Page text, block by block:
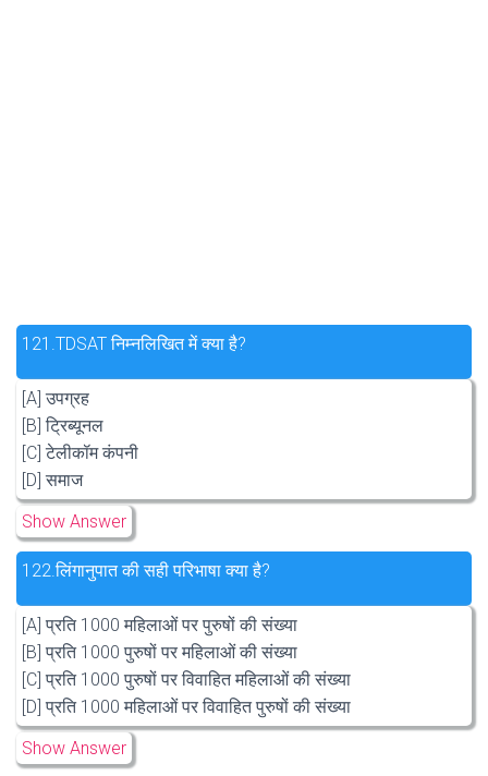
121.TDSAT निम्नलिखित में क्या है?
[A] उपग्रह
[B] ट्रिब्यूनल
[C] टेलीकॉम कंपनी
[D] समाज
Show Answer
122.लिंगानुपात की सही परिभाषा क्या है?
[A] प्रति 1000 महिलाओं पर पुरुषों की संख्या
[B] प्रति 1000 पुरुषों पर महिलाओं की संख्या
[C] प्रति 1000 पुरुषों पर विवाहित महिलाओं की संख्या
[D] प्रति 1000 महिलाओं पर विवाहित पुरुषों की संख्या
Show Answer